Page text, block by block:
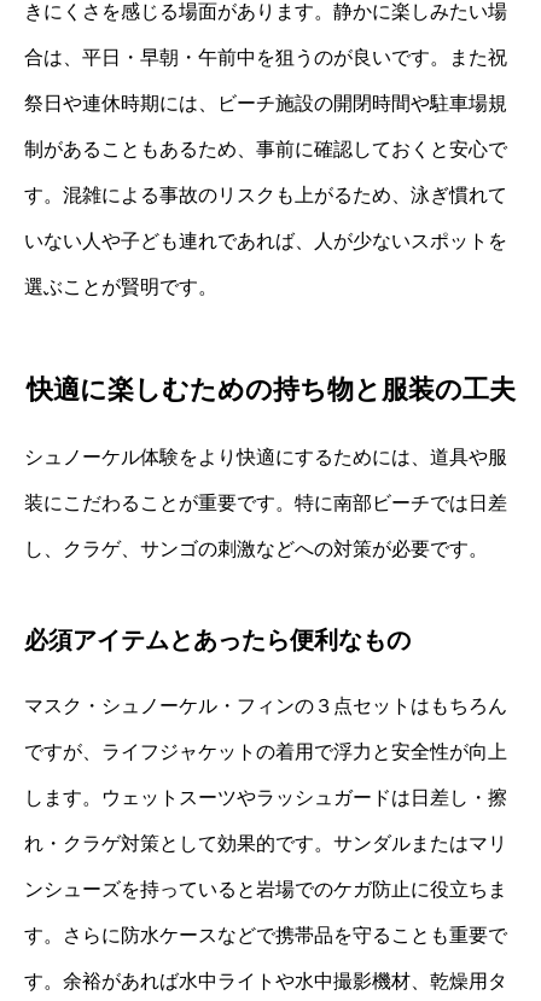
きにくさを感じる場面があります。静かに楽しみたい場
合は、平日・早朝・午前中を狙うのが良いです。また祝
祭日や連休時期には、ビーチ施設の開閉時間や駐車場規
制があることもあるため、事前に確認しておくと安心で
す。混雑による事故のリスクも上がるため、泳ぎ慣れて
いない人や子ども連れであれば、人が少ないスポットを
選ぶことが賢明です。
快適に楽しむための持ち物と服装の工夫
シュノーケル体験をより快適にするためには、道具や服
装にこだわることが重要です。特に南部ビーチでは日差
し、クラゲ、サンゴの刺激などへの対策が必要です。
必須アイテムとあったら便利なもの
マスク・シュノーケル・フィンの３点セットはもちろん
ですが、ライフジャケットの着用で浮力と安全性が向上
します。ウェットスーツやラッシュガードは日差し・擦
れ・クラゲ対策として効果的です。サンダルまたはマリ
ンシューズを持っていると岩場でのケガ防止に役立ちま
す。さらに防水ケースなどで携帯品を守ることも重要で
す。余裕があれば水中ライトや水中撮影機材、乾燥用タ